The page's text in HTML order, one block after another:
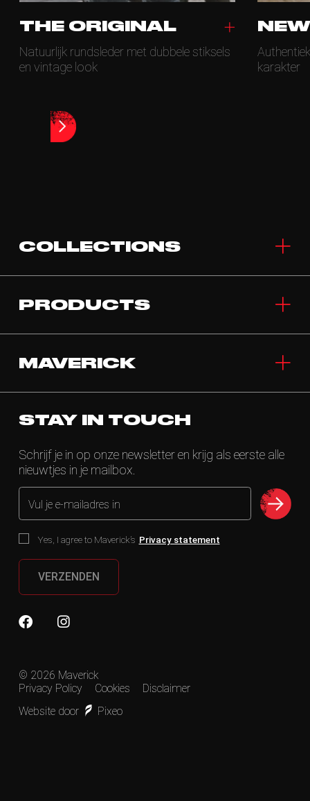
THE ORIGINAL
Natuurlijk rundsleder met dubbele stiksels
en vintage look
karakter
COLLECTIONS
PRODUCTS
MAVERICK
STAY IN TOUCH
Schrijf je in op onze newsletter en krijg als eerste alle
nieuwtjes in je mailbox.
Vul je e-mailadres in
Yes, I agree to Maverick’s Privacy statement
VERZENDEN
© 2026 Maverick
Privacy Policy
Cookies
Disclaimer
Website door
Pixeo